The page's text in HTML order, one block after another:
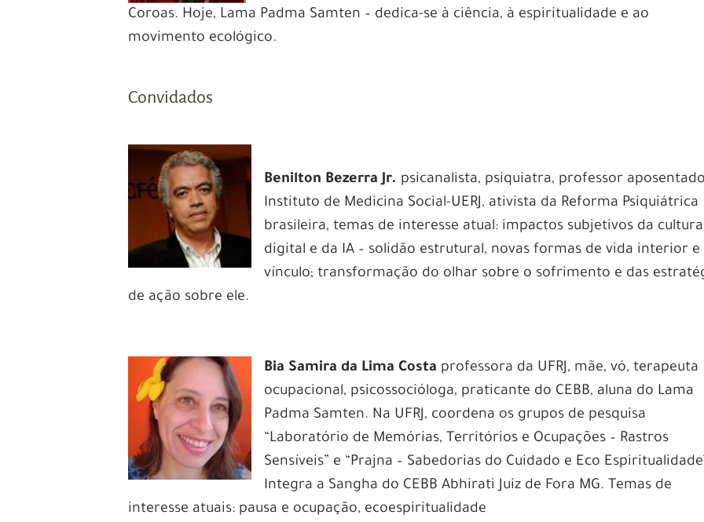
Coroas. Hoje, Lama Padma Samten – dedica-se à ciência, à espiritualidade e ao
movimento ecológico.
Convidados
Benilton Bezerra Jr. psicanalista, psiquiatra, professor
Instituto de Medicina Social-UERJ, ativista da Reforma Psiquiátrica
brasileira, temas de interesse atual: impactos subjetivos da cultura
digital e da IA – solidão estrutural, novas formas de vida interior e
vínculo; transformação do olhar sobre o sofrimento e das
de ação sobre ele.
Bia Samira da Lima Costa professora da UFRJ, mãe, vó, terapeuta
ocupacional, psicossocióloga, praticante do CEBB, aluna do Lama
Padma Samten. Na UFRJ, coordena os grupos de pesquisa
“Laboratório de Memórias, Territórios e Ocupações – Rastros
Sensíveis” e “Prajna – Sabedorias do Cuidado e Eco
Integra a Sangha do CEBB Abhirati Juiz de Fora MG. Temas de
interesse atuais: pausa e ocupação, ecoespiritualidade